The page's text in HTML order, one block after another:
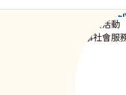
NEWS &
資訊與活動
新事社會